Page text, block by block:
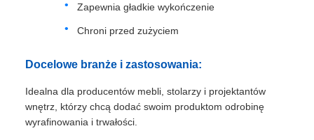
Zapewnia gładkie wykończenie
Chroni przed zużyciem
Docelowe branże i zastosowania:
Idealna dla producentów mebli, stolarzy i projektantów
wnętrz, którzy chcą dodać swoim produktom odrobinę
wyrafinowania i trwałości.